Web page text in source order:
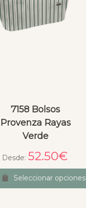
7158 Bolsos
Provenza Rayas
Verde
Desde: 52.50€
Seleccionar opciones